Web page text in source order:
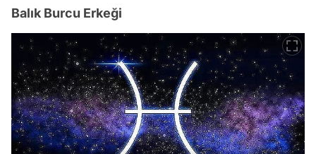
Balık Burcu Erkeği